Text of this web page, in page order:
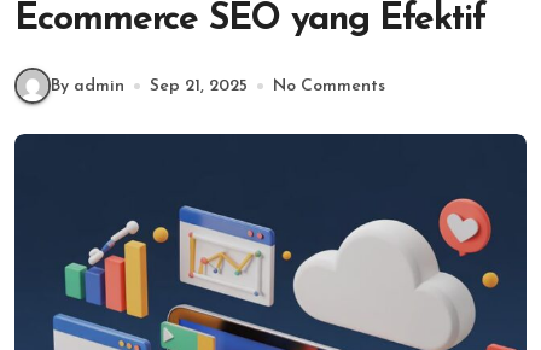
Ecommerce SEO yang Efektif
By admin Sep 21, 2025 No Comments